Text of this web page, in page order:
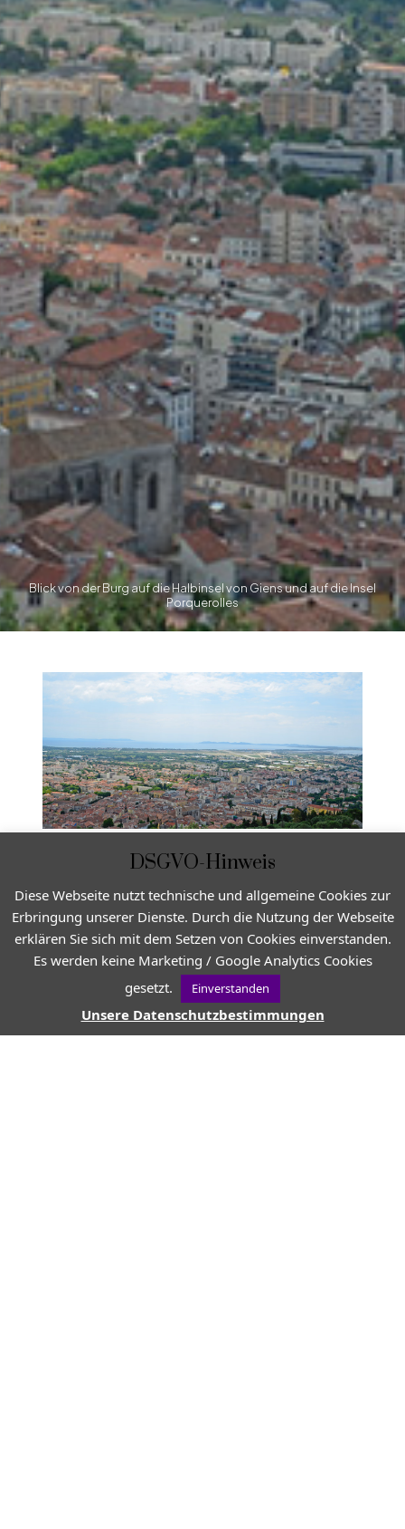
Blick von der Burg auf die Halbinsel von Giens und auf die Insel
Porquerolles
VONJEAN-CHRISTOPHE
DSGVO-Hinweis
Diese Webseite nutzt technische und allgemeine Cookies zur
Erbringung unserer Dienste. Durch die Nutzung der Webseite
erklären Sie sich mit dem Setzen von Cookies einverstanden.
Es werden keine Marketing / Google Analytics Cookies
gesetzt.
Einverstanden
Unsere Datenschutzbestimmungen